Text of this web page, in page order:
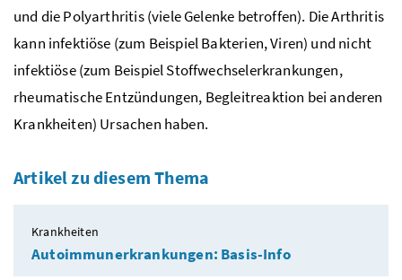
und die Polyarthritis (viele Gelenke betroffen). Die Arthritis
kann infektiöse (zum Beispiel Bakterien, Viren) und nicht
infektiöse (zum Beispiel Stoffwechselerkrankungen,
rheumatische Entzündungen, Begleitreaktion bei anderen
Krankheiten) Ursachen haben.
Artikel zu diesem Thema
Krankheiten
Autoimmunerkrankungen: Basis-Info